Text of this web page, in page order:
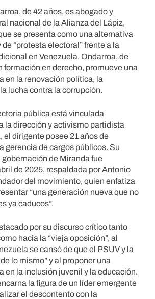
de 42 años, es abogado y
nacional de la Alianza del Lápiz,
se presenta como una alternativa
“protesta electoral” frente a la
en Venezuela. Ondarroa, de
formación en derecho, promueve una
en la renovación política, la
lucha contra la corrupción.
pública está vinculada
la dirección y activismo partidista
el dirigente posee 21 años de
gerencia de cargos públicos. Su
de Miranda fue
de 2025, respaldada por Antonio
del movimiento, quien enfatiza
“una generación nueva que no
ya caducos”.
por su discurso crítico tanto
hacia la “vieja oposición”, al
se cansó de que el PSUV y la
lo mismo” y al proponer una
en la inclusión juvenil y la educación.
la figura de un líder emergente
el descontento con la